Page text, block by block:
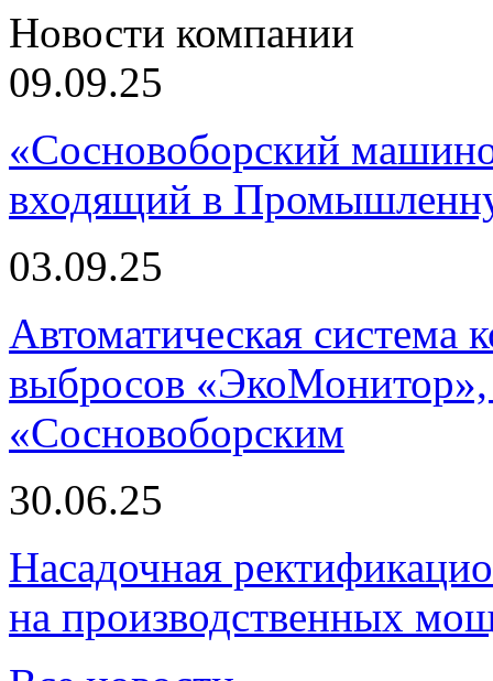
Новости компании
09.09.25
«Сосновоборский
входящий в
03.09.25
Автоматическая
выбросов «ЭкоМонитор»,
«Сосновоборским
30.06.25
Насадочная
на производственных